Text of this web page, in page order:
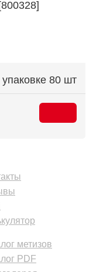
упаковке 80 шт
метизов
PDF